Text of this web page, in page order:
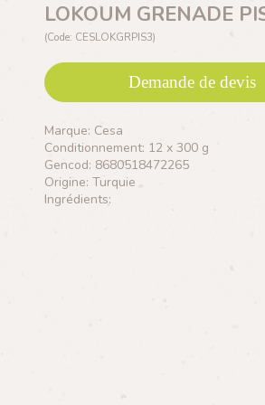
LOKOUM GRENADE
(Code: CESLOKGRPIS3)
Demande de devis
Marque: Cesa
Conditionnement: 12 x 300 g
Gencod: 8680518472265
Origine: Turquie
Ingrédients: